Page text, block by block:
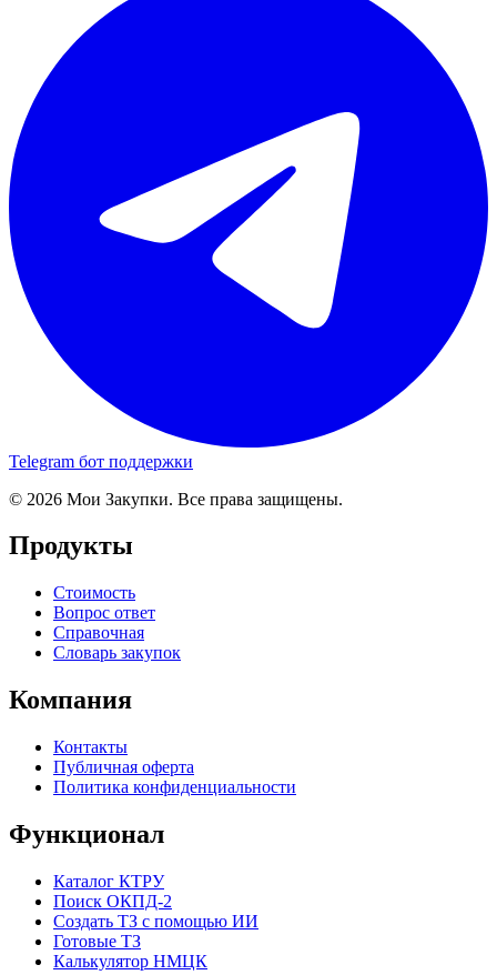
Telegram бот поддержки
© 2026 Мои Закупки. Все права защищены.
Продукты
Стоимость
Вопрос ответ
Справочная
Словарь закупок
Компания
Контакты
Публичная оферта
Политика конфиденциальности
Функционал
Каталог КТРУ
Поиск ОКПД-2
Создать ТЗ с помощью ИИ
Готовые ТЗ
Калькулятор НМЦК